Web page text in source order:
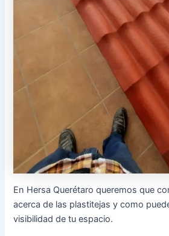
En Hersa Querétaro queremos que
acerca de las plastitejas y como
visibilidad de tu espacio.